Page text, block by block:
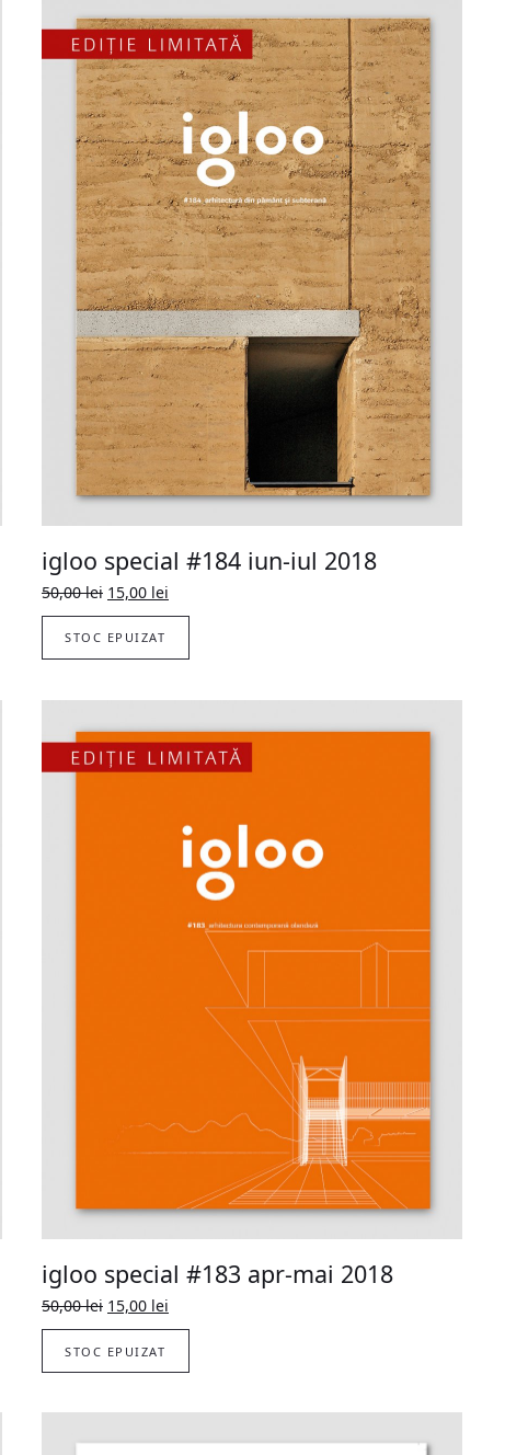
igloo special #184 iun-iul 2018
50,00lei Original
price
was:
50,00 lei.
15,00 lei
price
15,00 lei.
STOC EPUIZAT
igloo special #183 apr-mai 2018
50,00lei Original
price
was:
50,00 lei.
15,00 lei
price
15,00 lei.
STOC EPUIZAT